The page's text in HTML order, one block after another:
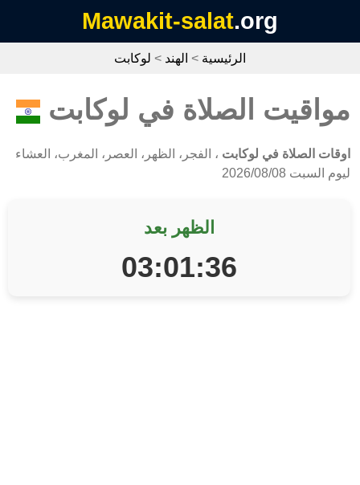
Mawakit-salat.org
الرئيسية > الهند > لوكابت
مواقيت الصلاة في لوكابت
اوقات الصلاة في لوكابت ، الفجر، الظهر، العصر، المغرب، العشاء
ليوم السبت 2026/08/08
الظهر بعد
03:01:35